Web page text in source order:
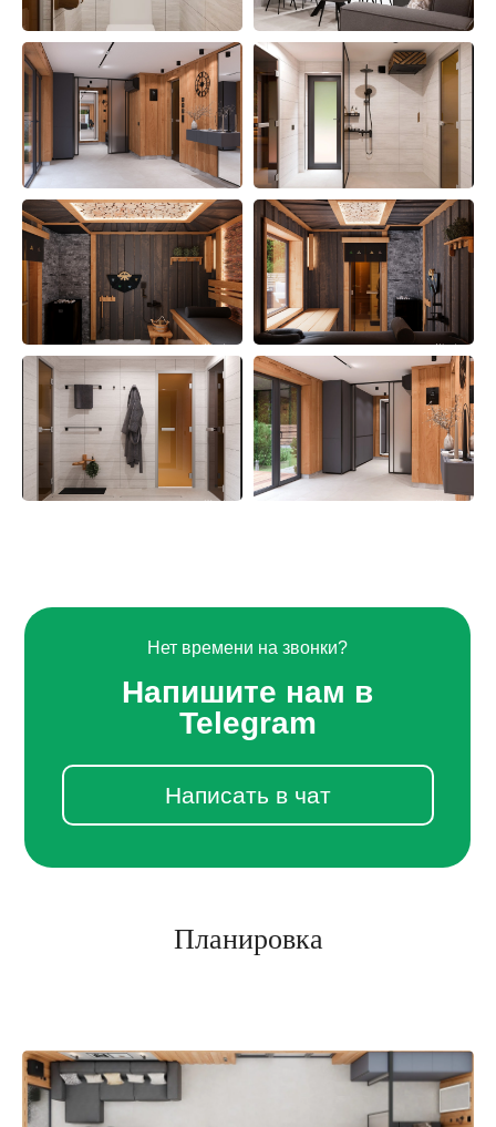
Напишите нам в
Telegram
Нет времени на звонки?
Написать в чат
Планировка